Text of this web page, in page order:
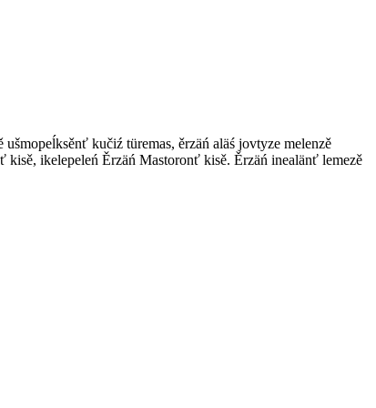
kučiź türemas, ěrzäń aläś jovtyze melenzě
kisě, ikelepeleń Ěrzäń Mastoronť kisě. Ěrzäń inealänť lemezě